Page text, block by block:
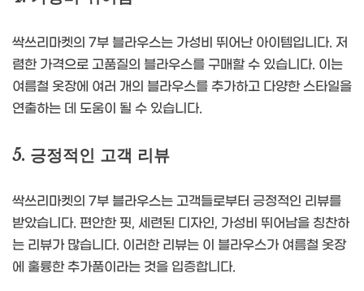
싹쓰리마켓의 7부 블라우스는 가성비 뛰어난 아이템입니다. 저
렴한 가격으로 고품질의 블라우스를 구매할 수 있습니다. 이는
여름철 옷장에 여러 개의 블라우스를 추가하고 다양한 스타일을
연출하는 데 도움이 될 수 있습니다.
5. 긍정적인 고객 리뷰
싹쓰리마켓의 7부 블라우스는 고객들로부터 긍정적인 리뷰를
받았습니다. 편안한 핏, 세련된 디자인, 가성비 뛰어남을 칭찬하
는 리뷰가 많습니다. 이러한 리뷰는 이 블라우스가 여름철 옷장
에 훌륭한 추가품이라는 것을 입증합니다.